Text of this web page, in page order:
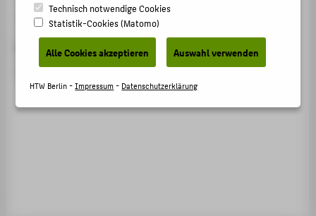
Mitgliedschaft › Fachgesellschaft / Verband › 2008
Datum
seit 01.01.2008
KARRIERE
INTERNATIONAL
INFORMATIONEN FÜR
STUDIENINTERESSIERTE
Technisch notwendige Cookies
Statistik-Cookies (Matomo)
Alle Cookies akzeptieren Auswahl verwenden
HTW Berlin -Impressum- Datenschutzerklärung